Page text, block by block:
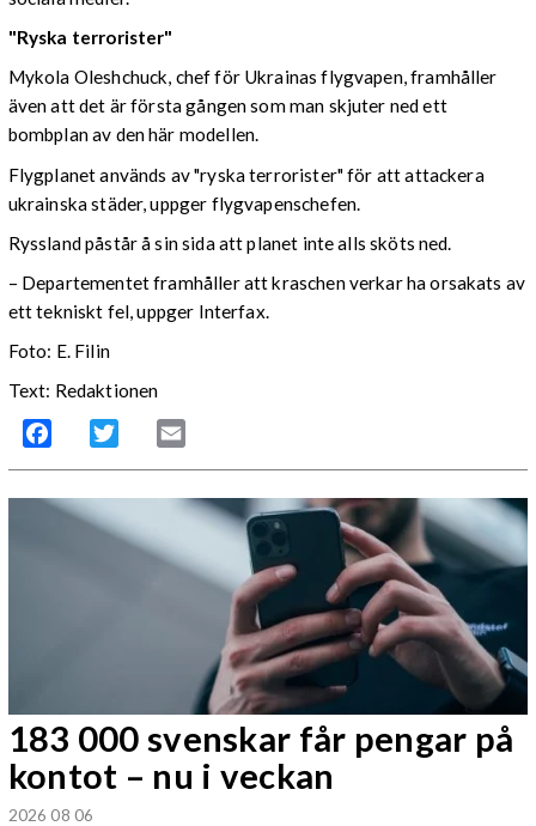
"Ryska terrorister"
Mykola Oleshchuck, chef för Ukrainas flygvapen, framhåller
även att det är första gången som man skjuter ned ett
bombplan av den här modellen.
Flygplanet används av "ryska terrorister" för att attackera
ukrainska städer, uppger flygvapenschefen.
Ryssland påstår å sin sida att planet inte alls sköts ned.
– Departementet framhåller att kraschen verkar ha orsakats av
ett tekniskt fel, uppger Interfax.
Foto: E. Filin
Text: Redaktionen
Facebook Twitter
183 000 svenskar får pengar på
kontot – nu i veckan
2026 08 06